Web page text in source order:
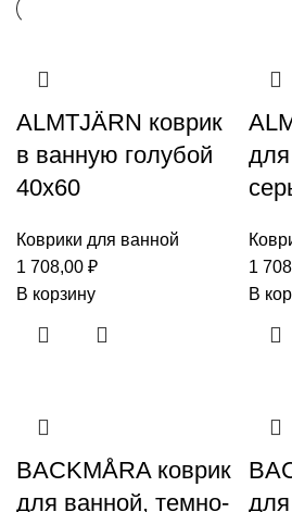
ALMTJÄRN коврик
в ванную голубой
40х60
Коврики для ванной
1 708,00 ₽
В корзину
1
В
BACKMÅRA коврик
для ванной, темно-